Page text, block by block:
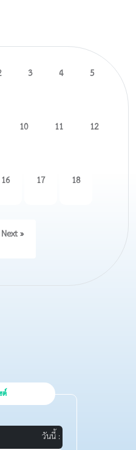
3 4 5
10 11 12
16 17 18
Next »
ต์
วันนี้ :